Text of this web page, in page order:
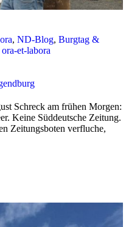
, ND-Blog, Burgtag &
ora-et-labora
Schreck am frühen Morgen:
Keine Süddeutsche Zeitung.
Zeitungsboten verfluche,